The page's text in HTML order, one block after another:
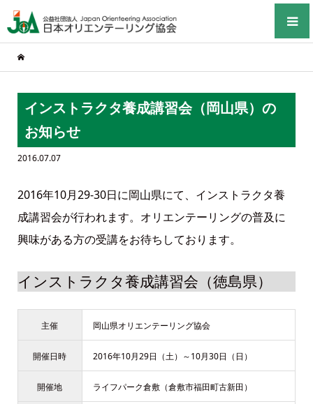
インストラクタ養成講習会（岡山県）の
お知らせ
2016.07.07
2016年10月29-30日に岡山県にて、インストラクタ養
成講習会が行われます。オリエンテーリングの普及に
興味がある方の受講をお待ちしております。
インストラクタ養成講習会（徳島県）
主催 岡山県オリエンテーリング協会
開催日時 2016年10月29日（土）～10月30日（日）
開催地 ライフパーク倉敷（倉敷市福田町古新田）